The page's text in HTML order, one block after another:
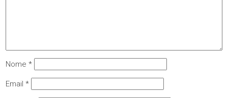
Nome*
Email*